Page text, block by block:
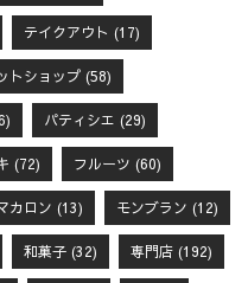
テイクアウト (17)
トショップ(58)
パティシエ (29)
(72) フルーツ (60)
カロン (13) モンブラン (12)
和菓子(32) 専門店(192)